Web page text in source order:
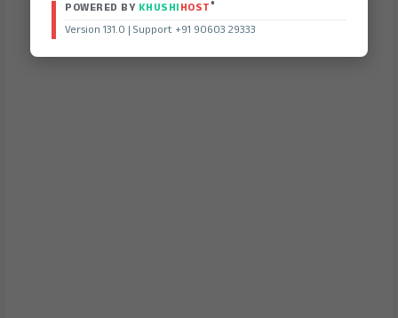
POWERED BY KHUSHIHOST®
Version 131.0 | Support +91 90603 29333